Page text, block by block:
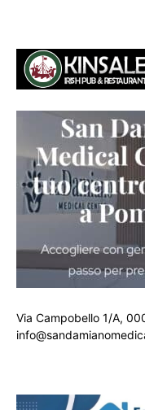
Via Campobello 1/A,